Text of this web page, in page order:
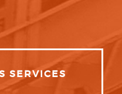
SERVICES